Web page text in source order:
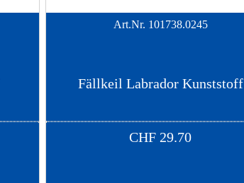
Art.Nr. 101738.0245
Fällkeil Labrador Kunststoff
CHF 29.70